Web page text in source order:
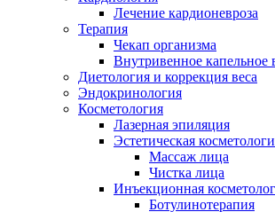
Лечение кардионевроза
Терапия
Чекап организма
Внутривенное капельное
Диетология и коррекция веса
Эндокринология
Косметология
Лазерная эпиляция
Эстетическая
Массаж лица
Чистка лица
Инъекционная
Ботулинотерапия